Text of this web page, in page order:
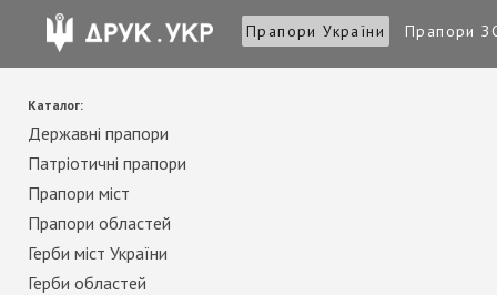
Прапори України Прапори
Каталог:
Державні прапори
Патріотичні прапори
Прапори міст
Прапори областей
Герби міст України
Герби областей